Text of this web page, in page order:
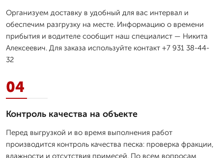
Организуем доставку в удобный для вас интервал и
обеспечим разгрузку на месте. Информацию о времени
прибытия и водителе сообщит наш специалист — Никита
Алексеевич. Для заказа используйте контакт +7 931 38-44-
32
04
Контроль качества на объекте
Перед выгрузкой и во время выполнения работ
производится контроль качества песка: проверка фракции,
влажности и отсутствия примесей. По всем вопросам